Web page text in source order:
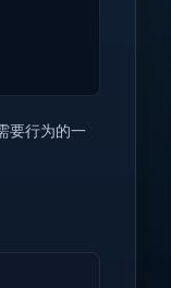
要行为的一